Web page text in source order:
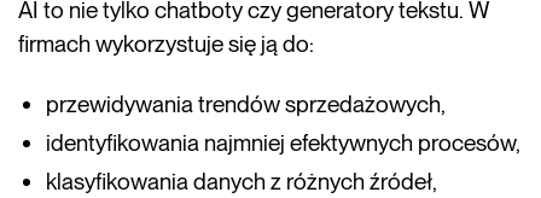
AI to nie tylko chatboty czy generatory tekstu. W
firmach wykorzystuje się ją do:
przewidywania trendów sprzedażowych,
identyfikowania najmniej efektywnych procesów,
klasyfikowania danych z różnych źródeł,